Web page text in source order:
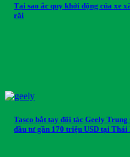
Tại sao ắc quy khởi động của xe
rãi
Tasco bắt tay đối tác Geely
đầu tư gần 170 triệu USD tại Thái